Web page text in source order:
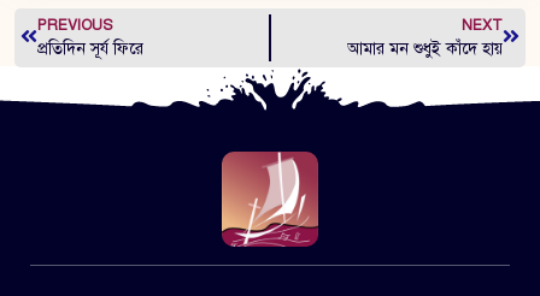
PREVIOUS
প্রতিদিন সূর্য ফিরে
NEXT
আমার মন শুধুই কাঁদে হায়